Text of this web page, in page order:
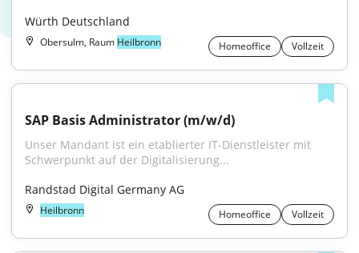
Würth Deutschland
Obersulm, Raum Heilbronn Homeoffice Vollzeit
SAP Basis Administrator (m/w/d)
Unser Mandant ist ein etablierter IT-Dienstleister mit
Schwerpunkt auf der Digitalisierung...
Randstad Digital Germany AG
Heilbronn Homeoffice Vollzeit